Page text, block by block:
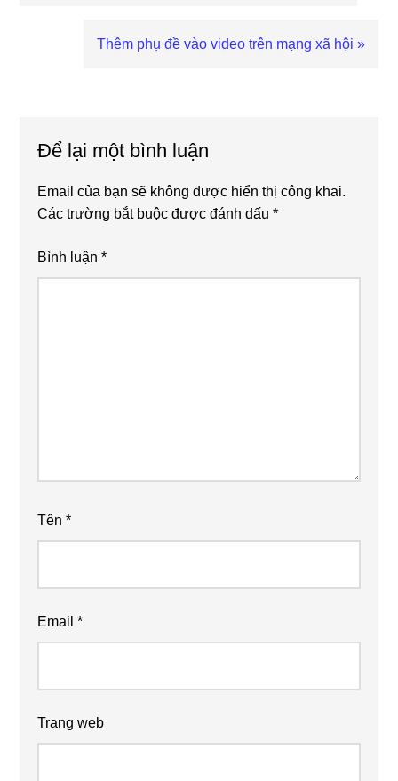
Next
Thêm phụ đề vào video trên mạng xã hội »
Để lại một bình luận
Email của bạn sẽ không được hiển thị công khai.
Các trường bắt buộc được đánh dấu*
Bình luận*
Tên*
Email*
Trang web